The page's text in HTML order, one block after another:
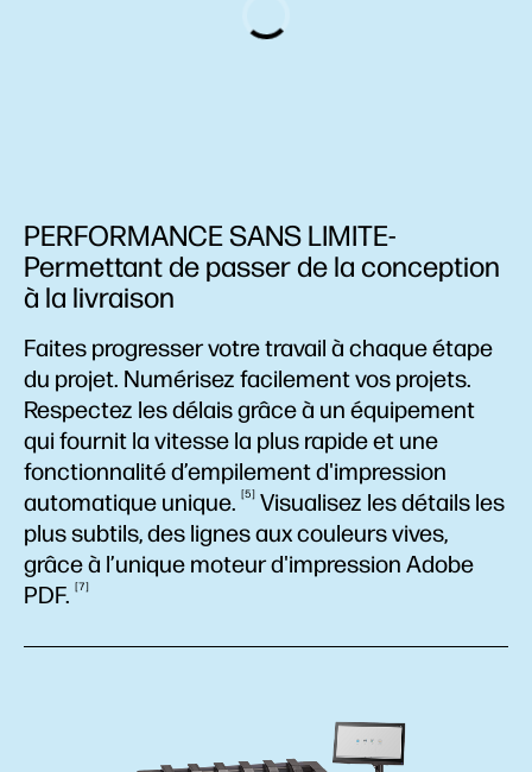
PERFORMANCE SANS LIMITE-
Permettant de passer de la conception
à la livraison
Faites progresser votre travail à chaque étape
du projet. Numérisez facilement vos projets.
Respectez les délais grâce à un équipement
qui fournit la vitesse la plus rapide et une
fonctionnalité d’empilement d'impression
automatique unique. 5
Visualisez les détails les
plus subtils, des lignes aux couleurs vives,
grâce à l’unique moteur d'impression Adobe
PDF.
7